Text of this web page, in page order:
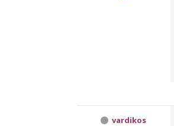
vardikos